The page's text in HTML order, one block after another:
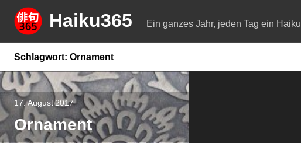
Springe
zum
Inhalt
Haiku365 Ein ganzes Jahr, jeden Tag ein Haiku
Schlagwort: Ornament
17. August 2017
Ornament